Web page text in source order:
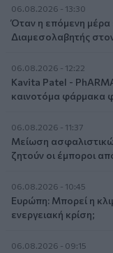
06.08.2026 - 13:30
Όταν η επόμενη μέρα
Διαμεσολαβητής
06.08.2026 - 12:22
Kavita Patel -
καινοτόμα φάρμακα
06.08.2026 - 11:37
Μείωση
ζητούν οι έμποροι
06.08.2026 - 10:45
Ευρώπη: Μπορεί η
ενεργειακή κρίση;
06.08.2026 - 09:15